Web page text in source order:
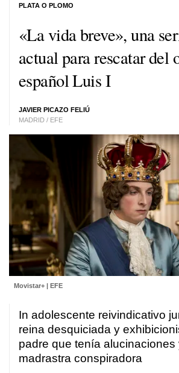
«La vida breve», una
actual para rescatar del
español Luis I
JAVIER PICAZO FELIÚ
MADRID / EFE
PLATA O PLOMO
Movistar+ | EFE
In adolescente reivindicativo
reina desquiciada y
padre que tenía alucinaciones
madrastra conspiradora